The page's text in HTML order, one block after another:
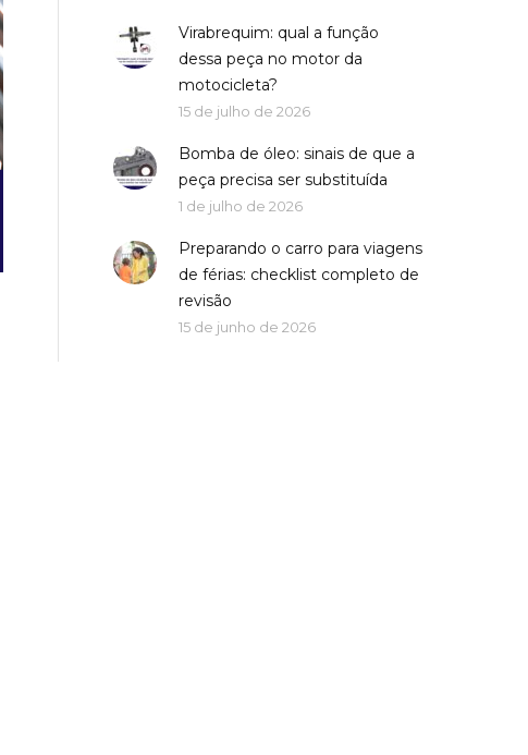
Virabrequim: qual a função
dessa peça no motor da
motocicleta?
15 de julho de 2026
Bomba de óleo: sinais de que a
peça precisa ser substituída
1 de julho de 2026
Preparando o carro para viagens
de férias: checklist completo de
revisão
15 de junho de 2026